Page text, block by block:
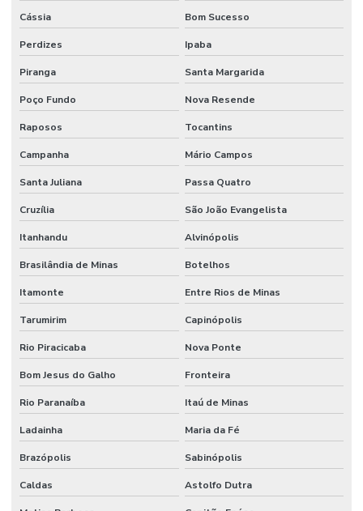
Cássia Bom Sucesso
Perdizes Ipaba
Piranga Santa Margarida
Poço Fundo Nova Resende
Raposos Tocantins
Campanha Mário Campos
Santa Juliana Passa Quatro
Cruzília São João Evangelista
Itanhandu Alvinópolis
Brasilândia de Minas Botelhos
Itamonte Entre Rios de Minas
Tarumirim Capinópolis
Rio Piracicaba Nova Ponte
Bom Jesus do Galho Fronteira
Rio Paranaíba Itaú de Minas
Ladainha Maria da Fé
Brazópolis Sabinópolis
Caldas Astolfo Dutra